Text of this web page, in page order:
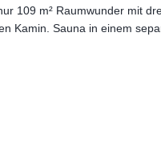
109 m² Raumwunder mit
Kamin. Sauna in einem